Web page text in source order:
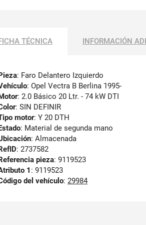
TÉCNICA INFORMACIÓN
: Faro Delantero Izquierdo
: Opel Vectra B Berlina 1995-
: 2.0 Básico 20 Ltr. - 74 kW DTI
: SIN DEFINIR
motor: Y 20 DTH
: Material de segunda mano
: Almacenada
: 2737582
pieza: 9119523
1 : 9119523
del vehículo: 29984